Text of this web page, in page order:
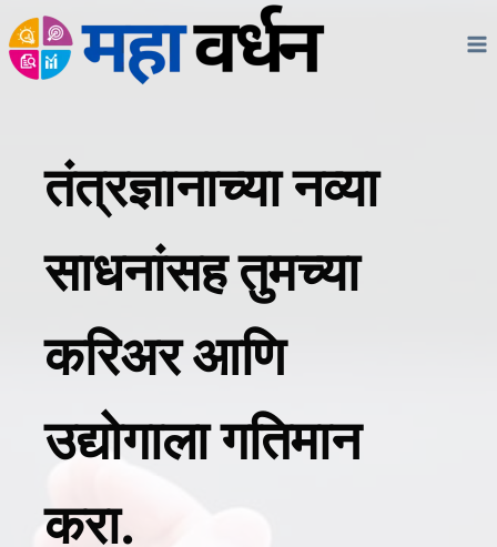
Skip
to
तंत्रज्ञानाच्या नव्या
साधनांसह तुमच्या
करिअर आणि
उद्योगाला गतिमान
करा.